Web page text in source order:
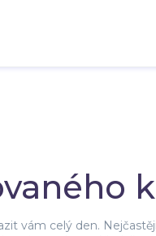
vám celý den.